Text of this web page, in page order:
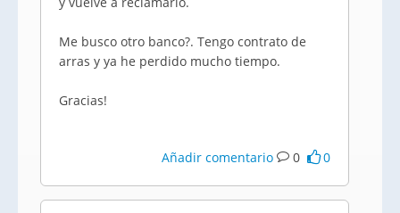
Me busco otro banco?. Tengo contrato de
arras y ya he perdido mucho tiempo.
Gracias!
Añadir comentario 0 0